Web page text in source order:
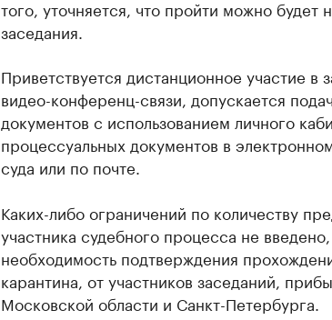
того, уточняется, что пройти можно будет
заседания.
Приветствуется дистанционное участие в
видео-конференц-связи, допускается
документов с использованием личного
процессуальных документов в
суда или по почте.
Каких-либо ограничений по количеству
участника судебного процесса не
необходимость подтверждения
карантина, от участников заседаний,
Московской области и Санкт-Петербурга.